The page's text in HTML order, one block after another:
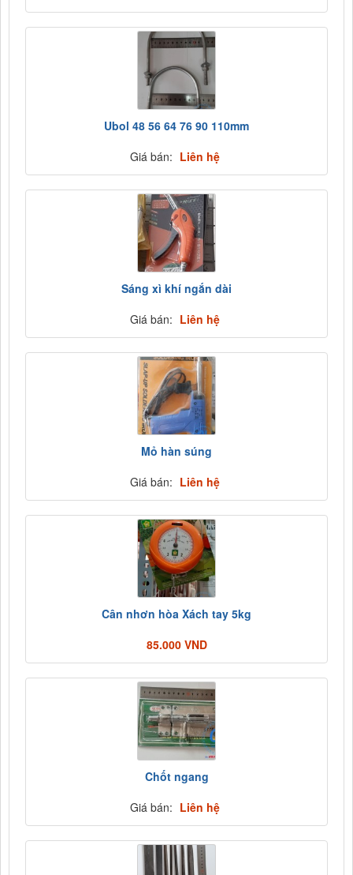
Ubol 48 56 64 76 90 110mm
Giá bán: Liên hệ
Sáng xì khí ngắn dài
Giá bán: Liên hệ
Mỏ hàn súng
Giá bán: Liên hệ
Cân nhơn hòa Xách tay 5kg
85.000 VND
Chốt ngang
Giá bán: Liên hệ